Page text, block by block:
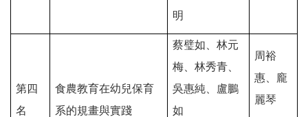
明
第四
名
食農教育在幼兒保育
系的規畫與實踐
蔡璧如、林元
梅、林秀青、
吳惠純、盧鵬
如
周裕
惠、龐
麗琴